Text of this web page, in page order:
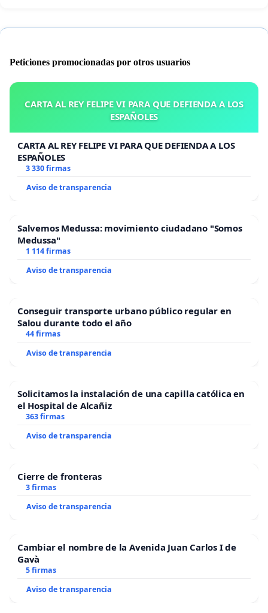
Peticiones promocionadas por otros usuarios
CARTA AL REY FELIPE VI PARA QUE DEFIENDA A LOS
ESPAÑOLES
CARTA AL REY FELIPE VI PARA QUE DEFIENDA A LOS
ESPAÑOLES
3 330 firmas
Aviso de transparencia
Salvemos Medussa: movimiento ciudadano "Somos
Medussa"
1 114 firmas
Aviso de transparencia
Conseguir transporte urbano público regular en
Salou durante todo el año
44 firmas
Aviso de transparencia
Solicitamos la instalación de una capilla católica en
el Hospital de Alcañiz
363 firmas
Aviso de transparencia
Cierre de fronteras
3 firmas
Aviso de transparencia
Cambiar el nombre de la Avenida Juan Carlos I de
Gavà
5 firmas
Aviso de transparencia